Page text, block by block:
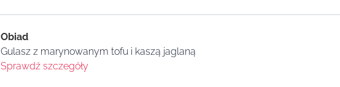
Obiad
Gulasz z marynowanym tofu i kaszą jaglaną
Sprawdź szczegóły